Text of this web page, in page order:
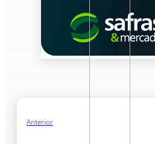
Anterior